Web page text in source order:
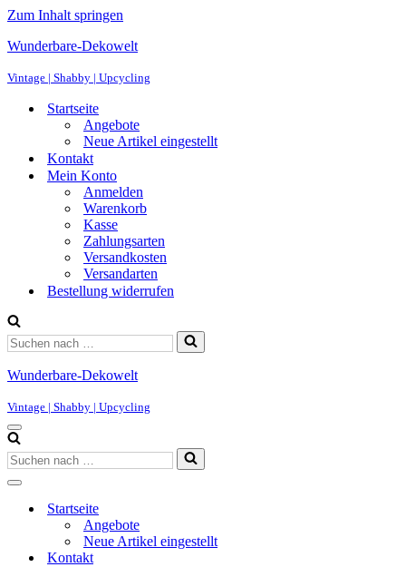
Zum Inhalt springen
Wunderbare-Dekowelt
Vintage | Shabby | Upcycling
Startseite
Angebote
Neue Artikel eingestellt
Kontakt
Mein Konto
Anmelden
Warenkorb
Kasse
Zahlungsarten
Versandkosten
Versandarten
Bestellung widerrufen
Suchen
nach …
Wunderbare-Dekowelt
Vintage | Shabby | Upcycling
Navigationsmenü
Suchen
nach …
Navigationsmenü
Startseite
Angebote
Neue Artikel eingestellt
Kontakt